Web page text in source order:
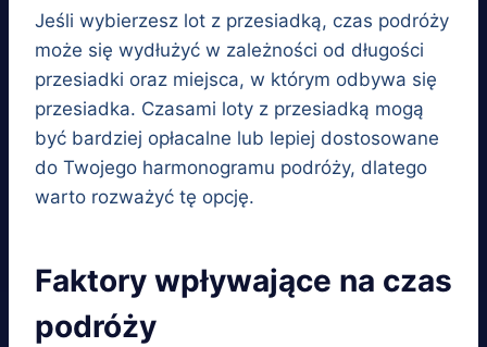
Jeśli wybierzesz lot z przesiadką, czas podróży
może się wydłużyć w zależności od długości
przesiadki oraz miejsca, w którym odbywa się
przesiadka. Czasami loty z przesiadką mogą
być bardziej opłacalne lub lepiej dostosowane
do Twojego harmonogramu podróży, dlatego
warto rozważyć tę opcję.
Faktory wpływające na czas
podróży